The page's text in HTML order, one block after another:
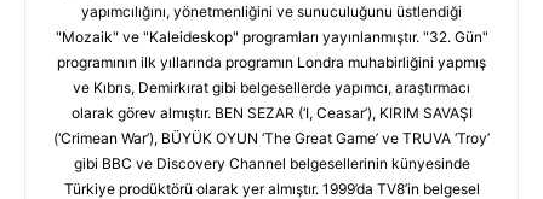
yapımcılığını, yönetmenliğini ve sunuculuğunu üstlendiği
"Mozaik" ve "Kaleideskop" programları yayınlanmıştır. "32. Gün"
programının ilk yıllarında programın Londra muhabirliğini yapmış
ve Kıbrıs, Demirkırat gibi belgesellerde yapımcı, araştırmacı
olarak görev almıştır. BEN SEZAR (‘I, Ceasar’), KIRIM SAVAŞI
(‘Crimean War’), BÜYÜK OYUN ‘The Great Game’ ve TRUVA ‘Troy’
gibi BBC ve Discovery Channel belgesellerinin künyesinde
Türkiye prodüktörü olarak yer almıştır. 1999’da TV8’in belgesel